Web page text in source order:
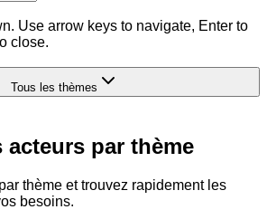
Use arrow keys to navigate, Enter to
close.
Tous les thèmes
acteurs par thème
thème et trouvez rapidement les
besoins.